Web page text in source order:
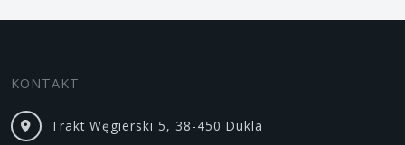
KONTAKT
Trakt Węgierski 5, 38-450 Dukla